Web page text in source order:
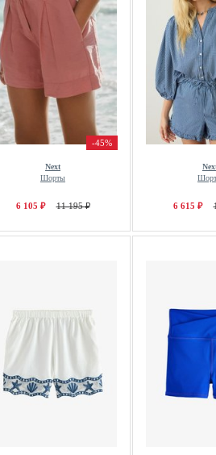
-45%
Next
Шорты
6 105 ₽ 11 195 ₽ 6 615 ₽